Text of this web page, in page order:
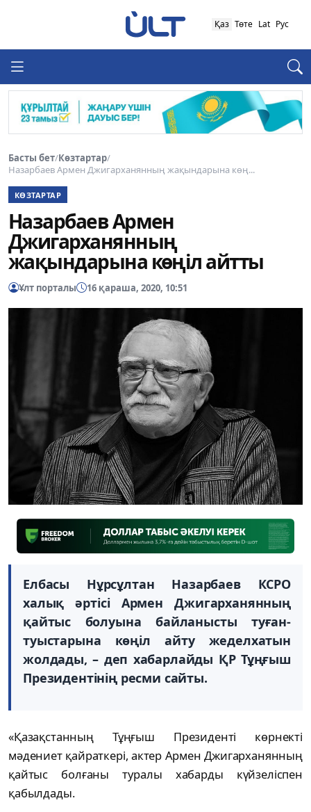
Қаз Төте Lat Рус
Басты бет/Көзтартар/
Назарбаев Армен Джигарханянның жақындарына көң...
КӨЗТАРТАР
Назарбаев Армен
Джигарханянның
жақындарына көңіл айтты
Ұлт порталы 16 қараша, 2020, 10:51
Елбасы Нұрсұлтан Назарбаев КСРО
халық әртісі Армен Джигарханянның
қайтыс болуына байланысты туған-
туыстарына көңіл айту жеделхатын
жолдады, – деп хабарлайды ҚР Тұңғыш
Президентінің ресми сайты.
«Қазақстанның Тұңғыш Президенті көрнекті
мәдениет қайраткері, актер Армен Джигарханянның
қайтыс болғаны туралы хабарды күйзеліспен
қабылдады.